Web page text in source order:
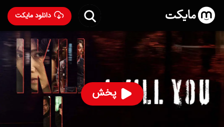
دانلود مایکت
پخش
فیلم می کشمت- I Kill You 2025
۲۱ % ۷.۰
ساخت کره جنوبی سال 2025